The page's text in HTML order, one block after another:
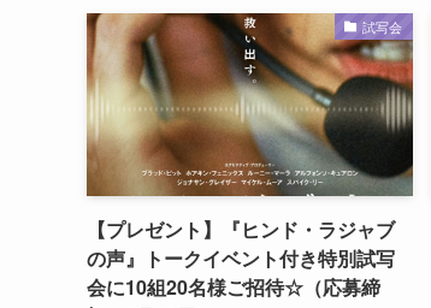
試写会
【プレゼント】『ヒンド・ラジャブ
の声』トークイベント付き特別試写
会に10組20名様ご招待☆（応募締